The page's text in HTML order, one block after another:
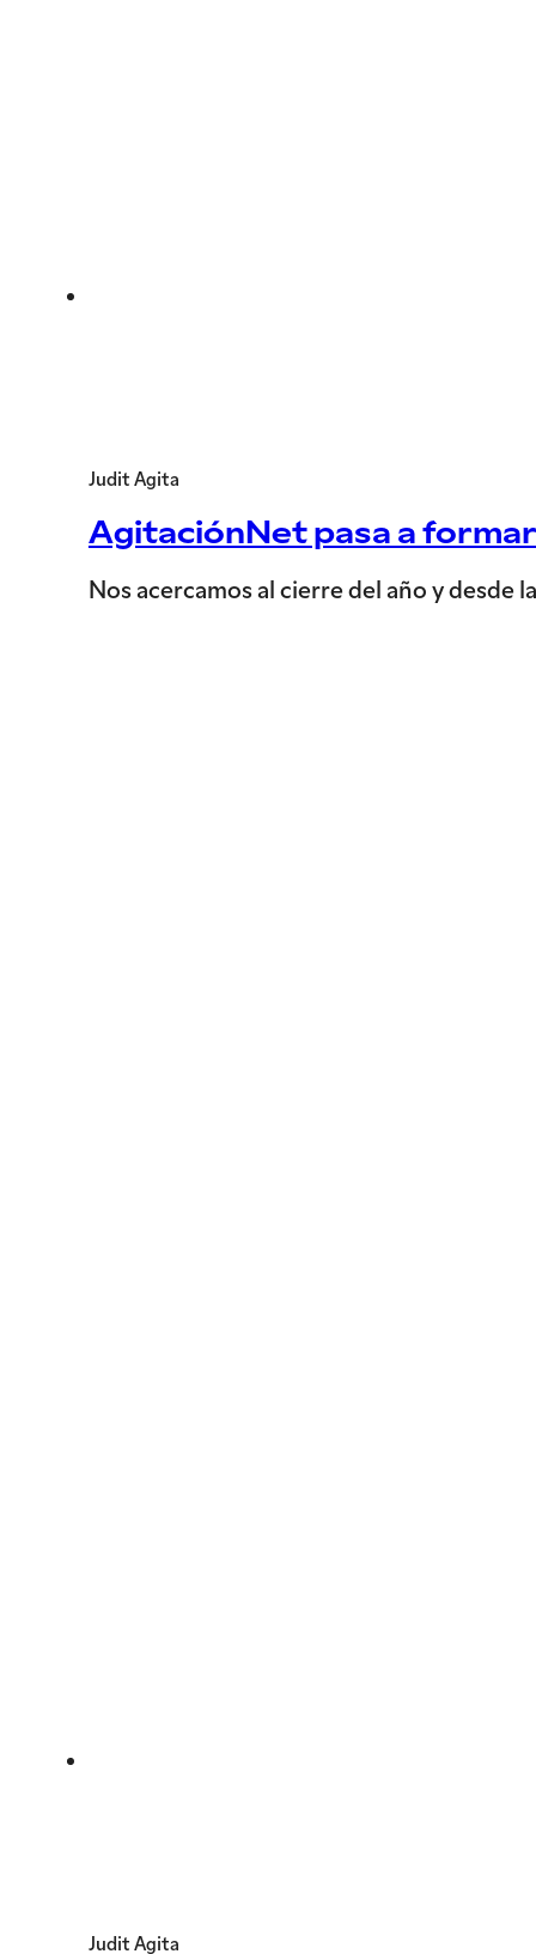
Judit Agita
AgitaciónNet pasa a
Nos acercamos al cierre del año y desde
Judit Agita